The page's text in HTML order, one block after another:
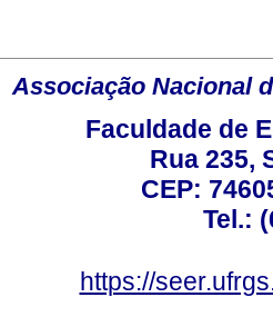
Associação Nacional
Faculdade de
Rua 235,
CEP:
Tel.:
https://